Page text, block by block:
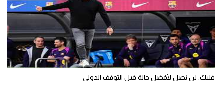
فليك: لن نصل لأفضل حالة قبل التوقف الدولي